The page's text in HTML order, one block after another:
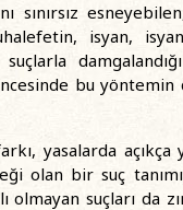
sınırsız
isyan,
bu
yasalarda açıkça
olan bir suç
olmayan suçları